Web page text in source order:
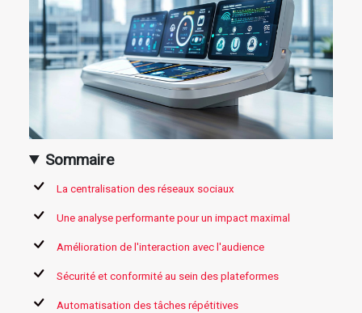
Sommaire
La centralisation des réseaux sociaux
Une analyse performante pour un impact maximal
Amélioration de l'interaction avec l'audience
Sécurité et conformité au sein des plateformes
Automatisation des tâches répétitives